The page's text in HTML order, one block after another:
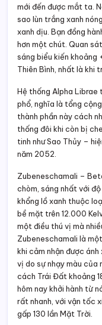
mới đến được mắt ta.
sao lùn trắng xanh
xanh dịu. Bạn đồng
hơn một chút. Quan
sáng biểu kiến khoảng
Thiên Bình, nhất là khi
Hệ thống Alpha Librae
phổ, nghĩa là tổng
thành phần này cách
thống đôi khi còn bị
tinh như Sao Thủy –
năm 2052.
Zubeneschamali –
chòm, sáng nhất với
khổng lồ xanh thuộc
bề mặt trên 12.000
một điều thú vị mà
Zubeneschamali là
khi cảm nhận được
vị do sự nhạy màu của
cách Trái Đất khoảng
hôm nay khởi hành từ
rất nhanh, với vận tốc
gấp 130 lần Mặt Trời.